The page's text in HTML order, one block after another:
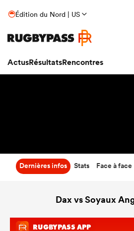
Édition du Nord | US
ActusRésultatsRencontres
Dernières infos Stats Face à face
Dax vs Soyaux